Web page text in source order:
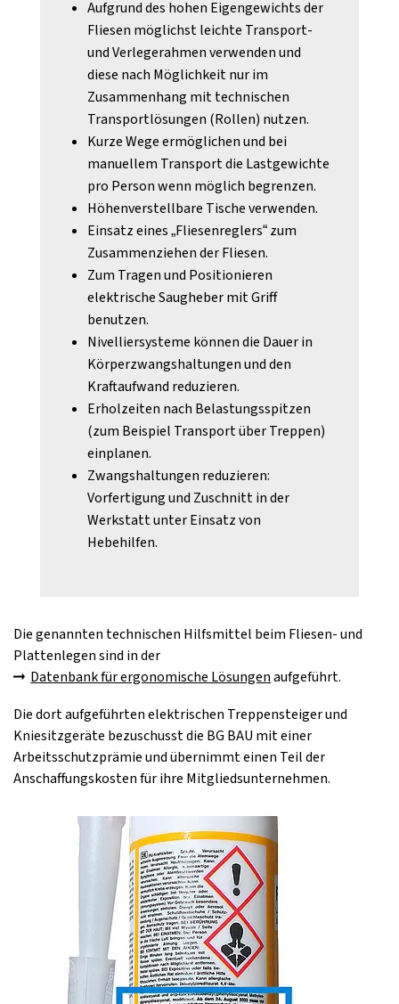
Aufgrund des hohen Eigengewichts der
Fliesen möglichst leichte Transport-
und Verlegerahmen verwenden und
diese nach Möglichkeit nur im
Zusammenhang mit technischen
Transportlösungen (Rollen) nutzen.
Kurze Wege ermöglichen und bei
manuellem Transport die Lastgewichte
pro Person wenn möglich begrenzen.
Höhenverstellbare Tische verwenden.
Einsatz eines „Fliesenreglers“ zum
Zusammenziehen der Fliesen.
Zum Tragen und Positionieren
elektrische Saugheber mit Griff
benutzen.
Nivelliersysteme können die Dauer in
Körperzwangshaltungen und den
Kraftaufwand reduzieren.
Erholzeiten nach Belastungsspitzen
(zum Beispiel Transport über Treppen)
einplanen.
Zwangshaltungen reduzieren:
Vorfertigung und Zuschnitt in der
Werkstatt unter Einsatz von
Hebehilfen.
Die genannten technischen Hilfsmittel beim Fliesen- und
Plattenlegen sind in der
Datenbank für ergonomische Lösungenaufgeführt.
Die dort aufgeführten elektrischen Treppensteiger und
Kniesitzgeräte bezuschusst die BG BAU mit einer
Arbeitsschutzprämie und übernimmt einen Teil der
Anschaffungskosten für ihre Mitgliedsunternehmen.